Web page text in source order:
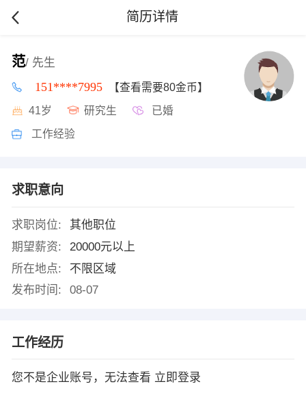
简历详情
范/ 先生
151****7995 【查看需要80金币】
41岁 研究生 已婚
工作经验
求职意向
求职岗位:
其他职位
期望薪资:
20000元以上
所在地点:
不限区域
发布时间:
08-07
工作经历
您不是企业账号，无法查看 立即登录